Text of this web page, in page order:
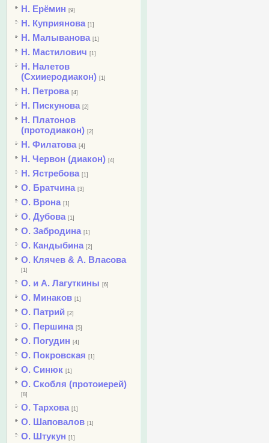
Н. Ерёмин [9]
Н. Куприянова [1]
Н. Малыванова [1]
Н. Мастилович [1]
Н. Налетов
(Схииеродиакон) [1]
Н. Петрова [4]
Н. Пискунова [2]
Н. Платонов
(протодиакон) [2]
Н. Филатова [4]
Н. Червон (диакон) [4]
Н. Ястребова [1]
О. Братчина [3]
О. Врона [1]
О. Дубова [1]
О. Забродина [1]
О. Кандыбина [2]
О. Клячев & А. Власова
[1]
О. и А. Лагуткины [6]
О. Минаков [1]
О. Патрий [2]
О. Першина [5]
О. Погудин [4]
О. Покровская [1]
О. Синюк [1]
О. Скобля (протоиерей)
[8]
О. Тархова [1]
О. Шаповалов [1]
О. Штукун [1]